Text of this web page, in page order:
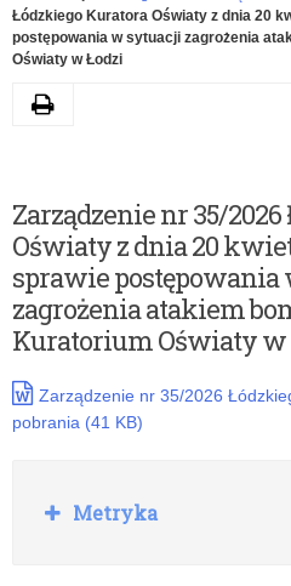
Łódzkiego Kuratora Oświaty z dnia 20
postępowania w sytuacji zagrożenia
Oświaty w Łodzi
Zarządzenie nr 35/
Oświaty z dnia 20
sprawie
zagrożenia atakiem
Kuratorium Oświaty w
Zarządzenie nr 35/2026
pobrania (41 KB)
Drukuj
Rozwiń
Metryka